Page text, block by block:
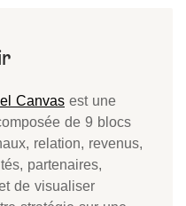
Canvas est une
de 9 blocs
relation, revenus,
partenaires,
de visualiser